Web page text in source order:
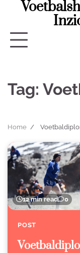
Tag:
Home
12 min read 0
POST